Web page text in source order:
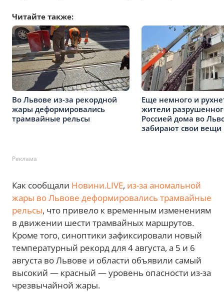
Читайте также:
Во Львове из-за рекордной
жары деформировались
трамвайные рельсы
Еще немного и
жители
Россией дома во
забирают свои вещи
Реклама
Как сообщали Новини.LIVE, из-за аномальной
жары во Львове деформировались трамвайные
рельсы, что привело к временным изменениям
в движении шести трамвайных маршрутов.
Кроме того, синоптики зафиксировали новый
температурный рекорд для 4 августа, а 5 и 6
августа во Львове и области объявили самый
высокий — красный — уровень опасности из-за
чрезвычайной жары.